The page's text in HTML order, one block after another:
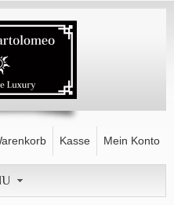
Kasse Mein Konto